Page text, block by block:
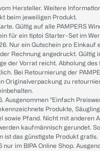
Hersteller. Weitere
beim jeweiligen Produkt.
Gültig auf alle PAMPERS
für ein tiptoi Starter-Set im
Nur ein Gutschein pro Einkauf
Rechnung angedruckt. Gültig
der Vorrat reicht. Abholung
Bei Retournierung der
Originalverpackung zu
Ausgenommen "Einfach
Produkte,
sowie Pfand. Nicht mit anderen
kaufmännisch gerundet.
ist das günstigste Produkt gratis.
nur im BIPA Online Shop.